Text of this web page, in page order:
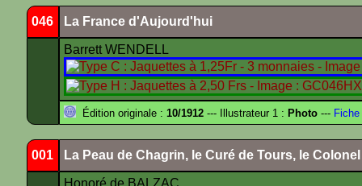
046 La France d'Aujourd'hui
Barrett WENDELL
Édition originale : 10/1912 --- Illustrateur 1 : Photo ---
001 La Peau de Chagrin, le Curé de Tours, le
Honoré de BALZAC